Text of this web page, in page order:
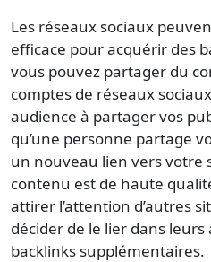
Les réseaux sociaux
efficace pour acquérir des
vous pouvez partager du
comptes de réseaux
audience à partager vos
qu’une personne partage
un nouveau lien vers votre
contenu est de haute
attirer l’attention d’autres
décider de le lier dans
backlinks supplémentaires.